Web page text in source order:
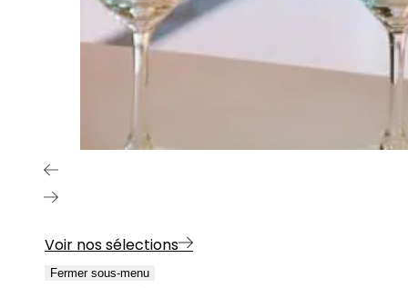
Voir nos sélections
Fermer sous-menu